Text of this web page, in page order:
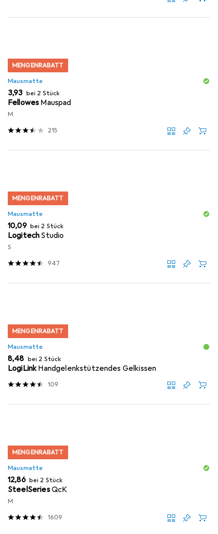
MENGENRABATT
Mausmatte
EUR
3,93 bei 2 Stück
Fellowes Mauspad
M
215
MENGENRABATT
Mausmatte
EUR
10,09 bei 2 Stück
Logitech Studio
S
947
MENGENRABATT
Mausmatte
EUR
8,48 bei 2 Stück
LogiLinkHandgelenkstützendes Gelkissen
109
MENGENRABATT
Mausmatte
EUR
12,86 bei 2 Stück
SteelSeriesQcK
M
1609